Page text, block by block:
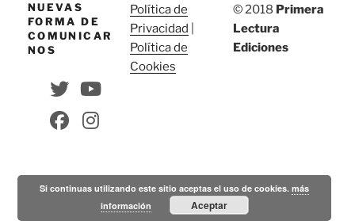
NUEVAS
FORMA DE
COMUNICAR
NOS
Política de
Privacidad
Política de
Cookies
© 2018 Primera
Lectura
Ediciones
Si continuas utilizando este sitio aceptas el uso de cookies.más
información
Aceptar